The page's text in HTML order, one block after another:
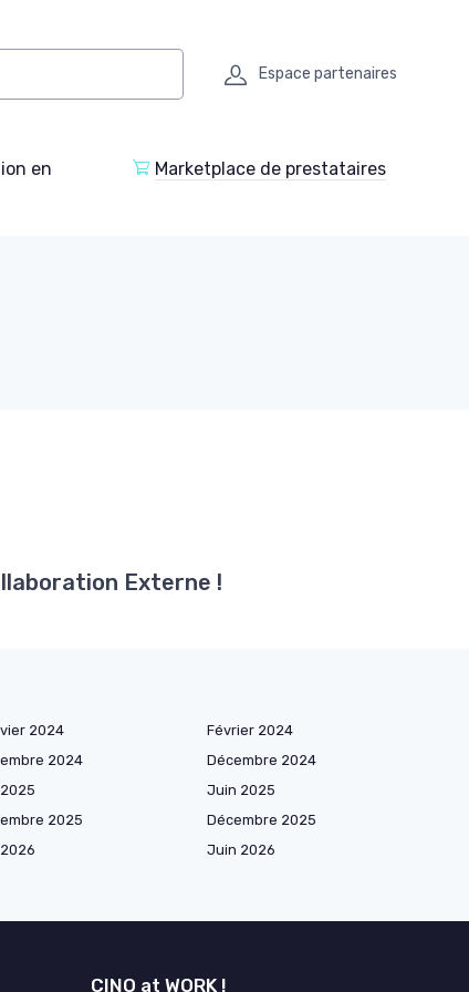
Espace partenaires
en
Marketplace de prestataires
Externe !
2024
Février 2024
2024
Décembre 2024
Juin 2025
2025
Décembre 2025
Juin 2026
CINO at WORK !